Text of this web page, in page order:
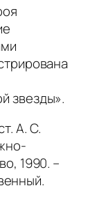
звезды».
А. С.
1990. –